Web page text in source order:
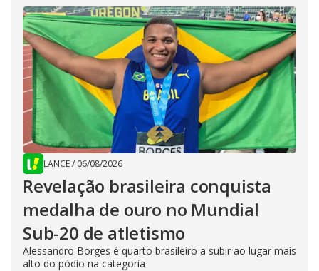
LANCE/ 06/08/2026
Revelação brasileira conquista
medalha de ouro no Mundial
Sub-20 de atletismo
Alessandro Borges é quarto brasileiro a subir ao lugar mais
alto do pódio na categoria